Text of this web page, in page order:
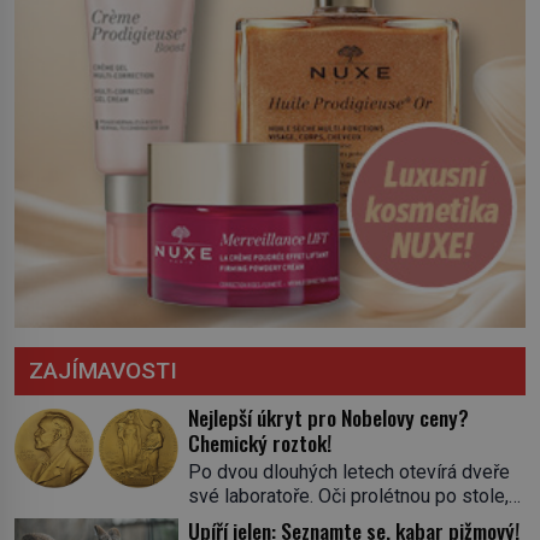
ZAJÍMAVOSTI
Nejlepší úkryt pro Nobelovy ceny?
Chemický roztok!
Po dvou dlouhých letech otevírá dveře
své laboratoře. Oči prolétnou po stole,
aby pak ulpěly na regálu, kde se nachází
Upíří jelen: Seznamte se, kabar pižmový!